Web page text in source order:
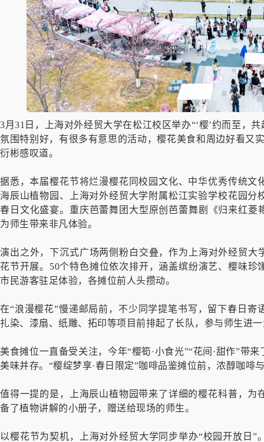
3月31日，上海对外经贸大学在松江校区举办“‘樱’约而至，
氛围特别好，有很多有意思的活动，樱花美食和周边好看又
衍彬感叹道。
据悉，本届樱花节将烂漫樱花同校园文化、中华优秀传统
海辰山植物园、上海对外经贸大学附属松江实验学校花园
春日文化盛宴。重庆芭蕾舞团大型原创芭蕾舞剧《归来红菱
为师生带来非凡体验。
演出之外，下沉式广场两侧粉白交叠，作为上海对外经贸大
花节开展。50个特色摊位依次排开，涵盖缤纷演艺、樱味
市民游客驻足体验，各摊位前人头攒动。
在“浪漫樱花”慢递邮局前，不少同学提笔书写，留下春日
扎染、漆扇、纸雕、拓印等项目前排起了长队，参与师生进
美食摊位一直备受关注，今年“樱筍·小食光”“花间·甜作”带
美味并存。“樱绽梦享·春日限定”咖啡品鉴摊位前，浓醇咖啡
值得一提的是，上海辰山植物园带来了详细的樱花科普，
备了植物讲解的小册子，赠送给现场的师生。
以樱花节为契机，上海对外经贸大学同步举办“校园开放日